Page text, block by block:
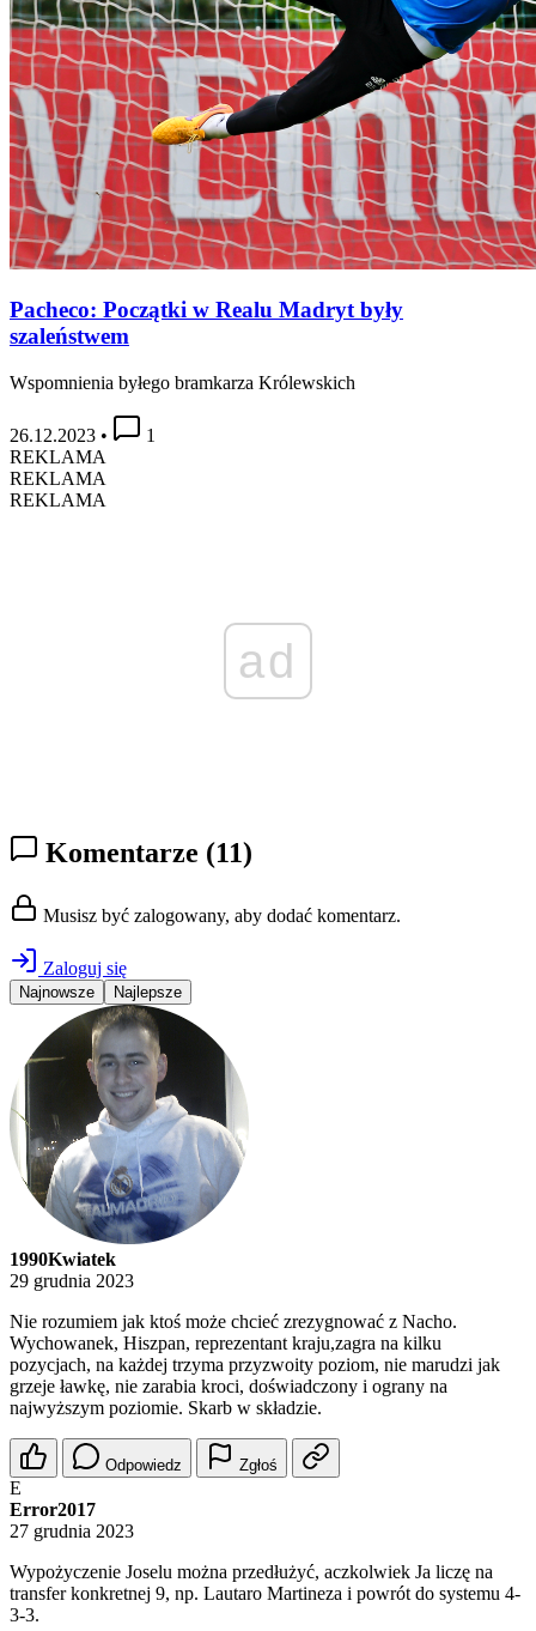
Pacheco: Początki w Realu Madryt były
szaleństwem
Wspomnienia byłego bramkarza Królewskich
26.12.2023 •
1
REKLAMA
REKLAMA
REKLAMA
ad
Komentarze (11)
Musisz być zalogowany, aby dodać komentarz.
Zaloguj się
Najnowsze Najlepsze
1990Kwiatek
29 grudnia 2023
Nie rozumiem jak ktoś może chcieć zrezygnować z Nacho.
Wychowanek, Hiszpan, reprezentant kraju,zagra na kilku
pozycjach, na każdej trzyma przyzwoity poziom, nie marudzi jak
grzeje ławkę, nie zarabia kroci, doświadczony i ograny na
najwyższym poziomie. Skarb w składzie.
Odpowiedz Zgłoś
E
Error2017
27 grudnia 2023
Wypożyczenie Joselu można przedłużyć, aczkolwiek Ja liczę na
transfer konkretnej 9, np. Lautaro Martineza i powrót do systemu 4-
3-3.